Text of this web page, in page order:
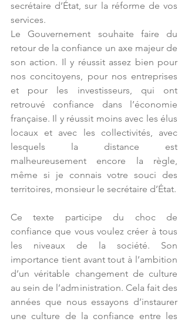
secrétaire d’État, sur la réforme de vos
services.
Le Gouvernement souhaite faire du
retour de la confiance un axe majeur de
son action. Il y réussit assez bien pour
nos concitoyens, pour nos entreprises
et pour les investisseurs, qui ont
retrouvé confiance dans l’économie
française. Il y réussit moins avec les élus
locaux et avec les collectivités, avec
lesquels la distance est
malheureusement encore la règle,
même si je connais votre souci des
territoires, monsieur le secrétaire d’État.
Ce texte participe du choc de
confiance que vous voulez créer à tous
les niveaux de la société. Son
importance tient avant tout à l’ambition
d’un véritable changement de culture
au sein de l’administration. Cela fait des
années que nous essayons d’instaurer
une culture de la confiance entre les